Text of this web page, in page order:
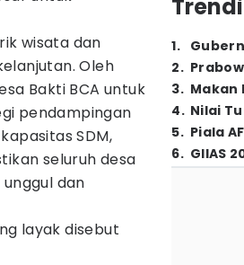
wisata dan
Oleh
Bakti BCA untuk
pendampingan
SDM,
seluruh desa
dan
layak disebut
1.
2.
3. Makan
4. Nilai
5. Piala
6. GIIAS